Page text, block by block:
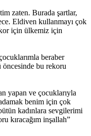
zaten. Burada şartlar,
Eldiven kullanmayı çok
için ülkemiz için
beraber
öncesinde bu rekoru
yapan ve çocuklarıyla
benim için çok
kadınlara sevgilerimi
kıracağım inşallah”